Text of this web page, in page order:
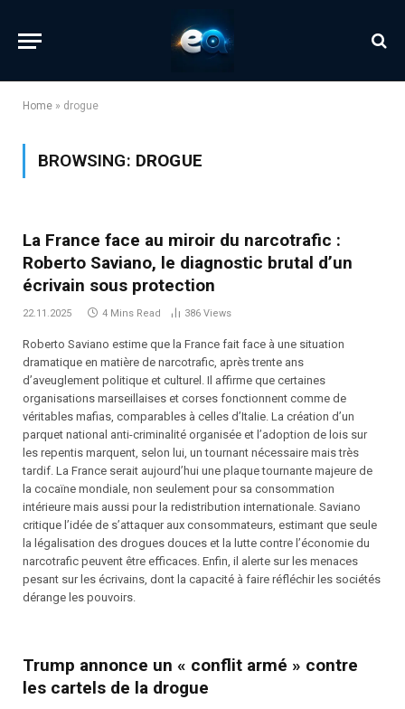
Home » drogue
BROWSING: DROGUE
La France face au miroir du narcotrafic :
Roberto Saviano, le diagnostic brutal d’un
écrivain sous protection
22.11.2025 4 Mins Read 386 Views
Roberto Saviano estime que la France fait face à une situation
dramatique en matière de narcotrafic, après trente ans
d’aveuglement politique et culturel. Il affirme que certaines
organisations marseillaises et corses fonctionnent comme de
véritables mafias, comparables à celles d’Italie. La création d’un
parquet national anti-criminalité organisée et l’adoption de lois sur
les repentis marquent, selon lui, un tournant nécessaire mais très
tardif. La France serait aujourd’hui une plaque tournante majeure de
la cocaïne mondiale, non seulement pour sa consommation
intérieure mais aussi pour la redistribution internationale. Saviano
critique l’idée de s’attaquer aux consommateurs, estimant que seule
la légalisation des drogues douces et la lutte contre l’économie du
narcotrafic peuvent être efficaces. Enfin, il alerte sur les menaces
pesant sur les écrivains, dont la capacité à faire réfléchir les sociétés
dérange les pouvoirs.
Trump annonce un « conflit armé » contre
les cartels de la drogue